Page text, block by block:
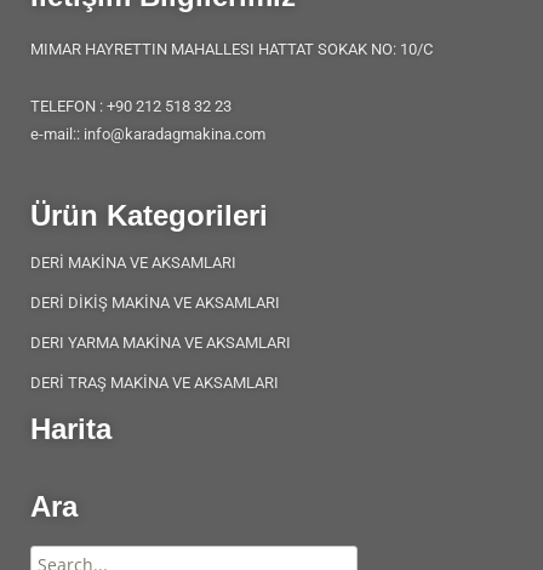
MIMAR HAYRETTIN MAHALLESI HATTAT SOKAK NO: 10/C
TELEFON : +90 212 518 32 23
e-mail:: info@karadagmakina.com
Ürün Kategorileri
DERİ MAKİNA VE AKSAMLARI
DERİ DİKİŞ MAKİNA VE AKSAMLARI
DERI YARMA MAKİNA VE AKSAMLARI
DERİ TRAŞ MAKİNA VE AKSAMLARI
Harita
Ara